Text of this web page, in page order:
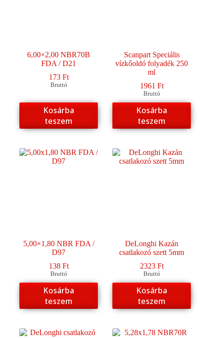
6,00×2,00 NBR70B
FDA / D21
173 Ft
Bruttó
Kosárba
teszem
Scanpart Speciális
vízkőoldó folyadék 250
ml
1961 Ft
Bruttó
Kosárba
teszem
5,00×1,80 NBR FDA /
D97
138 Ft
Bruttó
Kosárba
teszem
DeLonghi Kazán
csatlakozó szett 5mm
2323 Ft
Bruttó
Kosárba
teszem